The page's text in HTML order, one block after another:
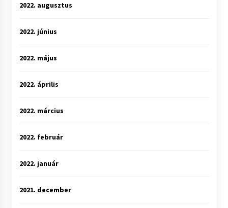
2022. augusztus
2022. június
2022. május
2022. április
2022. március
2022. február
2022. január
2021. december